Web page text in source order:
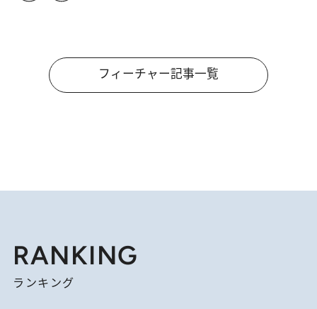
フィーチャー記事一覧
RANKING
ランキング